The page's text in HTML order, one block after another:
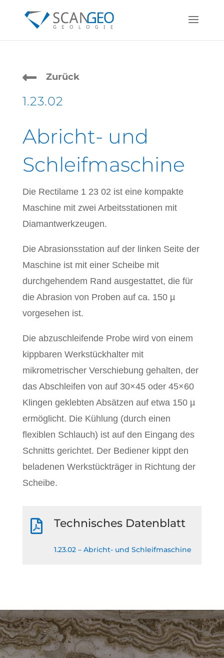
 Zurück
1.23.02
Abricht- und
Schleifmaschine
Die Rectilame 1 23 02 ist eine kompakte
Maschine mit zwei Arbeitsstationen mit
Diamantwerkzeugen.
Die Abrasionsstation auf der linken Seite der
Maschine ist mit einer Scheibe mit
durchgehendem Rand ausgestattet, die für
die Abrasion von Proben auf ca. 150 µ
vorgesehen ist.
Die abzuschleifende Probe wird von einem
kippbaren Werkstückhalter mit
mikrometrischer Verschiebung gehalten, der
das Abschleifen von auf 30×45 oder 45×60
Klingen geklebten Absätzen auf etwa 150 µ
ermöglicht. Die Kühlung (durch einen
flexiblen Schlauch) ist auf den Eingang des
Schnitts gerichtet. Der Bediener kippt den
beladenen Werkstückträger in Richtung der
Scheibe.
 Technisches Datenblatt
1.23.02 – Abricht- und Schleifmaschine